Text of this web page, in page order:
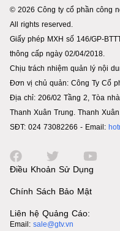
© 2026 Công ty cổ phần công
All rights reserved.
Giấy phép MXH số 146/GP-
thông cấp ngày 02/04/2018.
Chịu trách nhiệm quản lý nội
Đơn vị chủ quản: Công Ty Cổ
Địa chỉ: 206/02 Tầng 2, Tòa
Thanh Xuân Trung. Thanh
SĐT: 024 73082266 - Email:
Điều Khoản Sử Dụng
Chính Sách Bảo Mật
Liên hệ Quảng Cáo:
Email: sale@gtv.vn